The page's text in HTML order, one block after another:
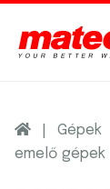
| Gépek
emelő gépek